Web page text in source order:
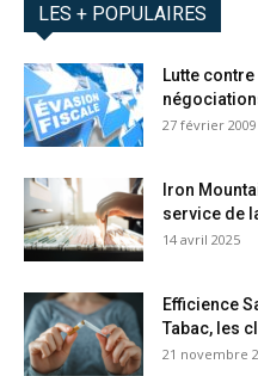
LES + POPULAIRES
Lutte
27 février 2009
Iron
service de
14 avril 2025
Efficience
Tabac, les
21 novembre